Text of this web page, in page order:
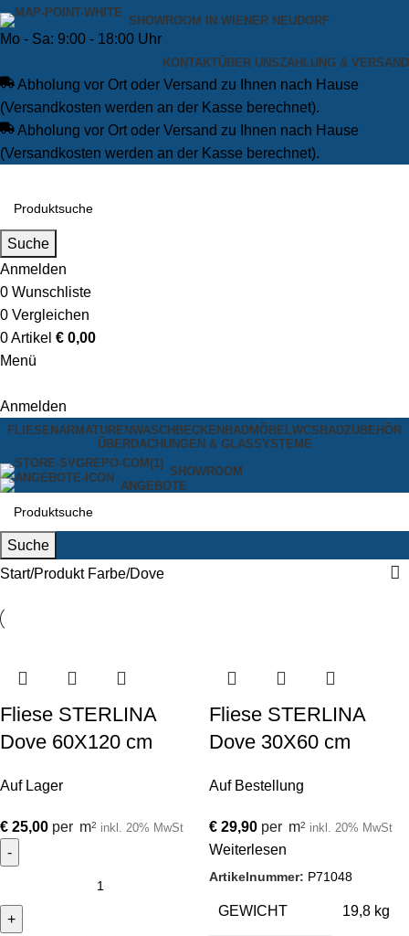
SHOWROOM IN WIENER NEUDORF
Mo - Sa: 9:00 - 18:00 Uhr
KONTAKTÜBER UNSZAHLUNG & VERSAND
Abholung vor Ort oder Versand zu Ihnen nach Hause
(Versandkosten werden an der Kasse berechnet).
Abholung vor Ort oder Versand zu Ihnen nach Hause
(Versandkosten werden an der Kasse berechnet).
Suche
Anmelden
0 Wunschliste
0 Vergleichen
0Artikel € 0,00
Menü
Anmelden
FLIESENARMATURENWASCHBECKEN BADMÖBELWCS BADZUBEHÖR
ÜBERDACHUNGEN & GLASSYSTEME
SHOWROOM
ANGEBOTE
Suche
Start Produkt Farbe Dove
Fliese STERLINA
Dove 60X120 cm
Auf Lager
€ 25,00 per m2 inkl. 20% MwSt
Fliese STERLINA
Dove 30X60 cm
Auf Bestellung
€ 29,90 per m2 inkl. 20% MwSt
Weiterlesen
Artikelnummer: P71048
GEWICHT 19,8 kg